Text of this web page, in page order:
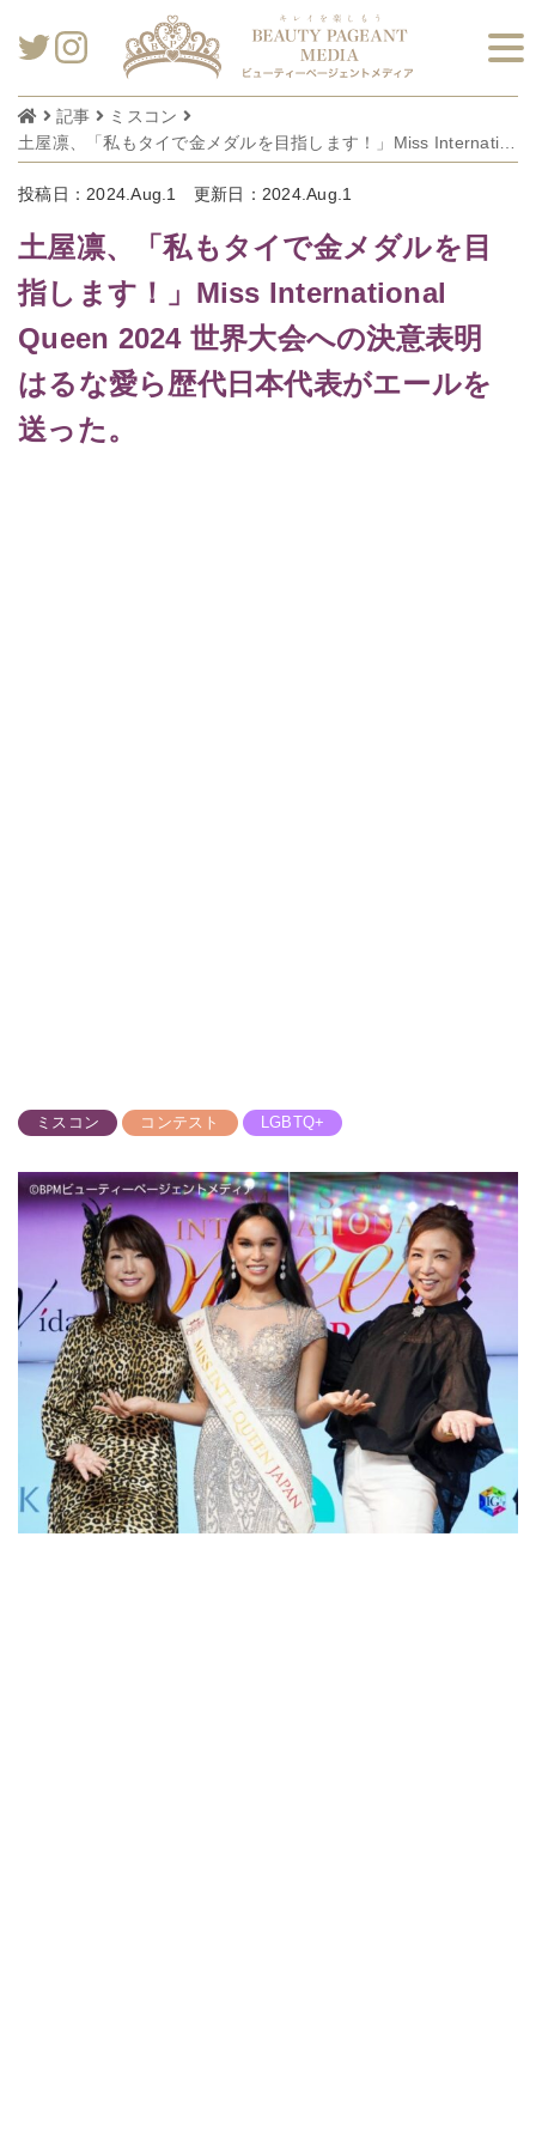
記事
ミスコン
投稿日：2024.Aug.1 更新日：2024.Aug.1
土屋凛、「私もタイで金メダルを目
指します！」Miss International
Queen 2024 世界大会への決意表明
はるな愛ら歴代日本代表がエールを
送った。
ミスコン コンテスト LGBTQ+